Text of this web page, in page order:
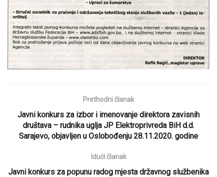
Prethodni članak
Javni konkurs za izbor i imenovanje direktora zavisnih
društava – rudnika uglja JP Elektroprivreda BiH d.d.
Sarajevo, objavljen u Oslobođenju 28.11.2020. godine
Idući članak
Javni konkurs za popunu radog mjesta državnog službenika